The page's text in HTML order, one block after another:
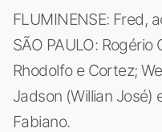
FLUMINENSE: Fred,
SÃO PAULO: Rogério
Rhodolfo e Cortez;
Jadson (Willian José)
Fabiano.